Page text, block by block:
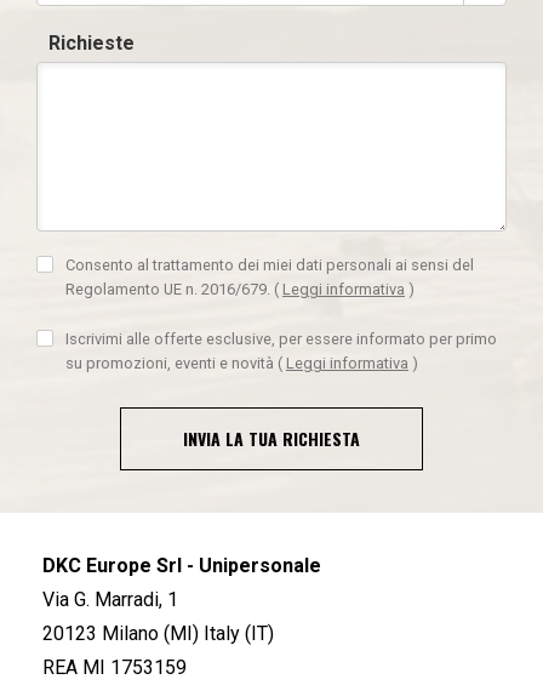
Richieste
Consento al trattamento dei miei dati personali ai sensi del
Regolamento UE n. 2016/679. ( Leggi informativa )
Iscrivimi alle offerte esclusive, per essere informato per primo
su promozioni, eventi e novità ( Leggi informativa )
INVIA LA TUA RICHIESTA
DKC Europe Srl - Unipersonale
Via G. Marradi, 1
20123 Milano (MI) Italy (IT)
REA MI 1753159